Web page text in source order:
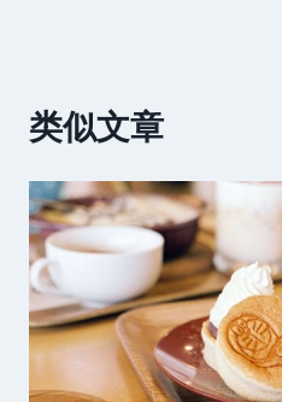
类似文章